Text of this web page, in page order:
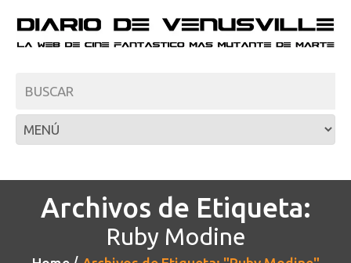
Archivos de Etiqueta:
Ruby Modine